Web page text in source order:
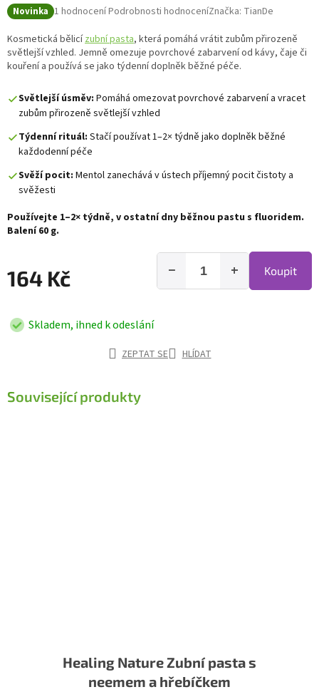
Novinka Průměrné hodnocení produktu je 5,0 z 5 hvězdiček.
1 hodnoceníPodrobnosti hodnoceníZnačka: TianDe
Kosmetická bělicízubní pasta, která pomáhá vrátit zubům přirozeně
světlejší vzhled. Jemně omezuje povrchové zabarvení od kávy, čaje či
kouření a používá se jako týdenní doplněk běžné péče.
Světlejší úsměv: Pomáhá omezovat povrchové zabarvení a vracet
zubům přirozeně světlejší vzhled
Týdenní rituál: Stačí používat 1–2× týdně jako doplněk běžné
každodenní péče
Svěží pocit: Mentol zanechává v ústech příjemný pocit čistoty a
svěžesti
Používejte 1–2× týdně, v ostatní dny běžnou pastu s fluoridem.
Balení 60 g.
164 Kč +
− Koupit
Skladem, ihned k odeslání
ZEPTAT SE HLÍDAT
Související produkty
Healing Nature Zubní pasta s
neemem a hřebíčkem